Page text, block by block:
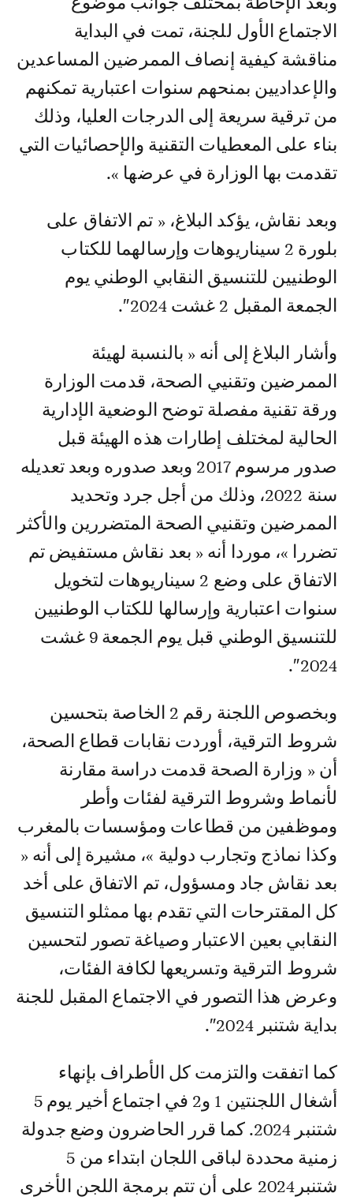
الاجتماع الأول للجنة، تمت في البداية
مناقشة كيفية إنصاف الممرضين المساعدين
والإعداديين بمنحهم سنوات اعتبارية تمكنهم
من ترقية سريعة إلى الدرجات العليا، وذلك
بناء على المعطيات التقنية والإحصائيات التي
تقدمت بها الوزارة في عرضها ».
وبعد نقاش، يؤكد البلاغ، « تم الاتفاق على
بلورة 2 سيناريوهات وإرسالهما للكتاب
الوطنيين للتنسيق النقابي الوطني يوم
الجمعة المقبل 2 غشت 2024″.
وأشار البلاغ إلى أنه « بالنسبة لهيئة
الممرضين وتقنيي الصحة، قدمت الوزارة
ورقة تقنية مفصلة توضح الوضعية الإدارية
الحالية لمختلف إطارات هذه الهيئة قبل
صدور مرسوم 2017 وبعد صدوره وبعد تعديله
سنة 2022، وذلك من أجل جرد وتحديد
الممرضين وتقنيي الصحة المتضررين والأكثر
تضررا »، موردا أنه « بعد نقاش مستفيض تم
الاتفاق على وضع 2 سيناريوهات لتخويل
سنوات اعتبارية وإرسالها للكتاب الوطنيين
للتنسيق الوطني قبل يوم الجمعة 9 غشت
2024″.
وبخصوص اللجنة رقم 2 الخاصة بتحسين
شروط الترقية، أوردت نقابات قطاع الصحة،
أن « وزارة الصحة قدمت دراسة مقارنة
لأنماط وشروط الترقية لفئات وأطر
وموظفين من قطاعات ومؤسسات بالمغرب
وكذا نماذج وتجارب دولية »، مشيرة إلى أنه «
بعد نقاش جاد ومسؤول، تم الاتفاق على أخد
كل المقترحات التي تقدم بها ممثلو التنسيق
النقابي بعين الاعتبار وصياغة تصور لتحسين
شروط الترقية وتسريعها لكافة الفئات،
وعرض هذا التصور في الاجتماع المقبل للجنة
بداية شتنبر 2024″.
كما اتفقت والتزمت كل الأطراف بإنهاء
أشغال اللجنتين 1 و2 في اجتماع أخير يوم 5
شتنبر 2024. كما قرر الحاضرون وضع جدولة
زمنية محددة لباقى اللجان ابتداء من 5
شتنبر2024 على أن تتم برمجة اللجن الأخرى